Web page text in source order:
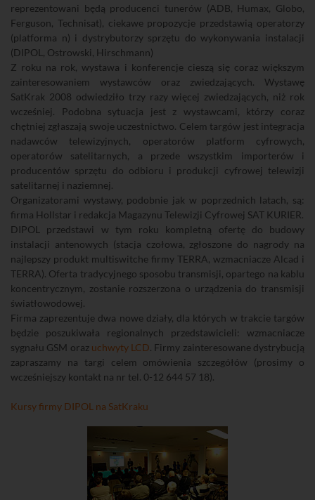
reprezentowani będą producenci tunerów (ADB, Humax, Globo,
Ferguson, Technisat), ciekawe propozycje przedstawią operatorzy
(platforma n) i dystrybutorzy sprzętu do wykonywania instalacji
(DIPOL, Ostrowski, Hirschmann)
Z roku na rok, wystawa i konferencje cieszą się coraz większym
zainteresowaniem wystawców oraz zwiedzających. Wystawę
SatKrak 2008 odwiedziło trzy razy więcej zwiedzających, niż rok
wcześniej. Podobna sytuacja jest z wystawcami, którzy coraz
chętniej zgłaszają swoje uczestnictwo. Celem targów jest integracja
nadawców telewizyjnych, operatorów platform cyfrowych,
operatorów satelitarnych, a przede wszystkim importerów i
producentów sprzętu do odbioru i produkcji cyfrowej telewizji
satelitarnej i naziemnej.
Organizatorami wystawy, podobnie jak w poprzednich latach, są:
firma Hollstar i redakcja Magazynu Telewizji Cyfrowej SAT KURIER.
DIPOL przedstawi w tym roku kompletną ofertę do budowy
instalacji antenowych (stacja czołowa, zgłoszone do nagrody na
najlepszy produkt multiswitche firmy TERRA, wzmacniacze Alcad i
TERRA). Oferta tradycyjnego sposobu transmisji, opartego na kablu
koncentrycznym, zostanie rozszerzona o urządzenia do transmisji
światłowodowej.
Firma zaprezentuje dwa nowe działy, dla których w trakcie targów
będzie poszukiwała regionalnych przedstawicieli: wzmacniacze
sygnału GSM oraz uchwyty LCD. Firmy zainteresowane dystrybucją
zapraszamy na targi celem omówienia szczegółów (prosimy o
wcześniejszy kontakt na nr tel. 0-12 644 57 18).
Kursy firmy DIPOL na SatKraku